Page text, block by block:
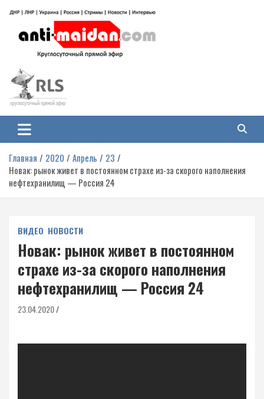
содержимому
Антимайдан: Гражданская война
на Украине
гражданской войне на Украине, включая события в Новороссии, ДНР,
ЛНР и других регионах.
Главная 2020 Апрель
23
Новак: рынок живет в постоянном страхе из-за скорого наполнения
нефтехранилищ — Россия 24
ВИДЕО НОВОСТИ
Новак: рынок живет в постоянном
страхе из-за скорого наполнения
нефтехранилищ — Россия 24
23.04.2020